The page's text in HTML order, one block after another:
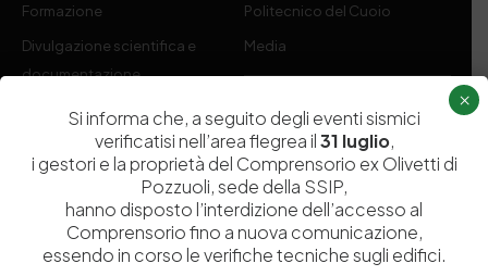
Formazione
Divulgazione scientifica e
documentazione
Contribuenti
Politecnico del Cuoio
Media
Amministrazione Trasparente
Codice fiscale e Partita Iva07936981211
Si informa che, a seguito degli eventi sismici
verificatisi nell’area flegrea il31 luglio,
i gestori e la proprietà del Comprensorio ex Olivetti di
Pozzuoli, sede della SSIP,
hanno disposto l’interdizione dell’accesso al
Comprensorio fino a nuova comunicazione,
essendo in corso le verifiche tecniche sugli edifici.
×